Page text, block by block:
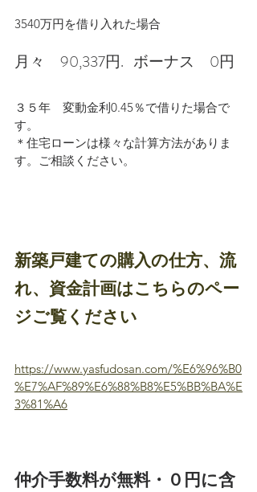
3540万円を借り入れた場合
月々　90,337円.   ボーナス　0円
３５年　変動金利0.45％で借りた場合で
す。
＊住宅ローンは様々な計算方法がありま
す。ご相談ください。
新築戸建ての購入の仕方、流
れ、資金計画はこちらのペー
ジご覧ください
https://www.yasfudosan.com/%E6%96%B0
%E7%AF%89%E6%88%B8%E5%BB%BA%E
3%81%A6
仲介手数料が無料・０円に含